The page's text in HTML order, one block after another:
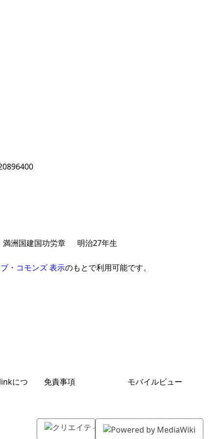
満洲国建国功労章 明治27年生
・コモンズ 表示のもとで利用可能です。
につ 免責事項 モバイルビュー